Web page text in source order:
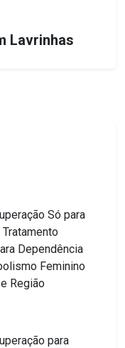
Lavrinhas
Só para
Dependência
Feminino
Região
para